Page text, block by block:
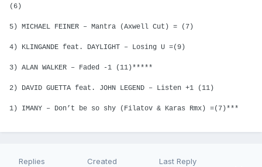
(6)
5) MICHAEL FEINER – Mantra (Axwell Cut) = (7)
4) KLINGANDE feat. DAYLIGHT – Losing U =(9)
3) ALAN WALKER – Faded -1 (11)*****
2) DAVID GUETTA feat. JOHN LEGEND – Listen +1 (11)
1) IMANY – Don’t be so shy (Filatov & Karas Rmx) =(7)***
Replies Created Last Reply